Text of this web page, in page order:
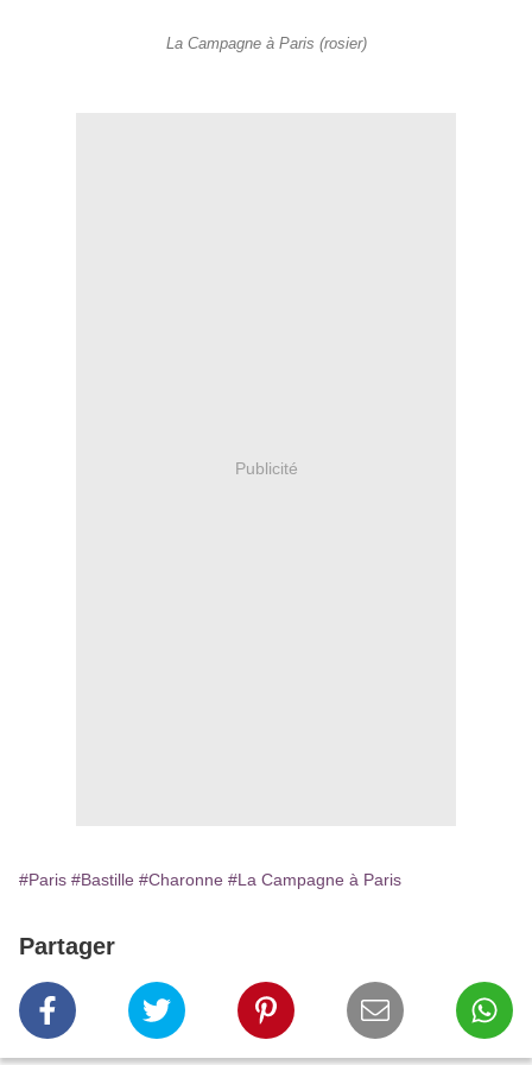
La Campagne à Paris (rosier)
Publicité
#Paris #Bastille #Charonne #La Campagne à Paris
Partager